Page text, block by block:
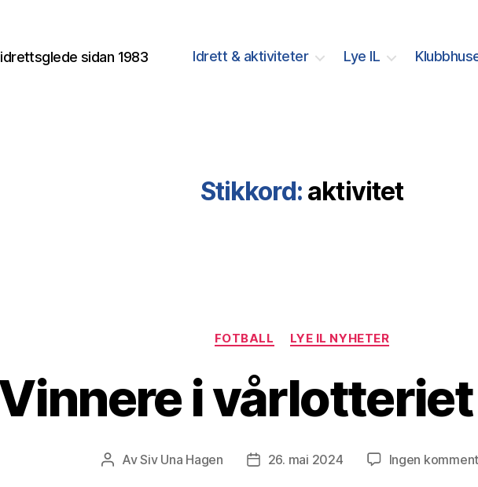
sidan 1983 Idrett & aktiviteter Lye IL
Stikkord: aktivitet
Kategorier
FOTBALL LYE IL NYHETER
i
Innleggsforfatter
AvSiv Una Hagen Publiseringsdato
26. mai 2024 Ingen